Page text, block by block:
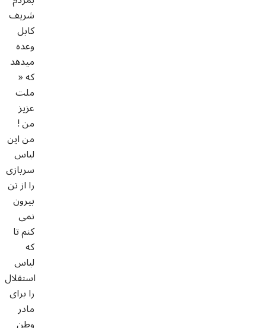
شریف
کابل
وعده
میدهد
که «
ملت
عزيز
من !
من اين
لباس
سربازی
را از تن
بيرون
نمی
کنم تا
که
لباس
استقلال
را برای
مادر